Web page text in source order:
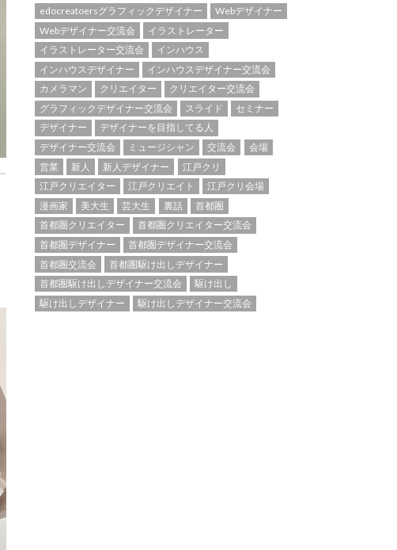
edocreatoersグラフィックデザイナー
Webデザイナー
Webデザイナー交流会
イラストレーター
イラストレーター交流会
インハウス
インハウスデザイナー
インハウスデザイナー交流会
カメラマン
クリエイター
クリエイター交流会
グラフィックデザイナー交流会
スライド
セミナー
デザイナー
デザイナーを目指してる人
デザイナー交流会
ミュージシャン 交流会
会場
営業
新人 新人デザイナー
江戸クリ
江戸クリエイター
江戸クリエイト
江戸クリ会場
漫画家
美大生 芸大生 裏話
首都圏
首都圏クリエイター
首都圏クリエイター交流会
首都圏デザイナー
首都圏デザイナー交流会
首都圏交流会
首都圏駆け出しデザイナー
首都圏駆け出しデザイナー交流会
駆け出し
駆け出しデザイナー
駆け出しデザイナー交流会